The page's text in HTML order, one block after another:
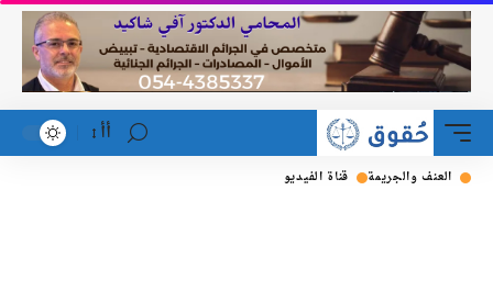
أأ
العنف والجريمة قناة الفيديو